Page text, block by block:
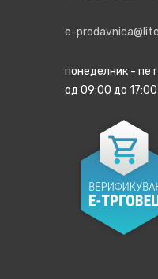
e-
понеделник -
од 09:00 до